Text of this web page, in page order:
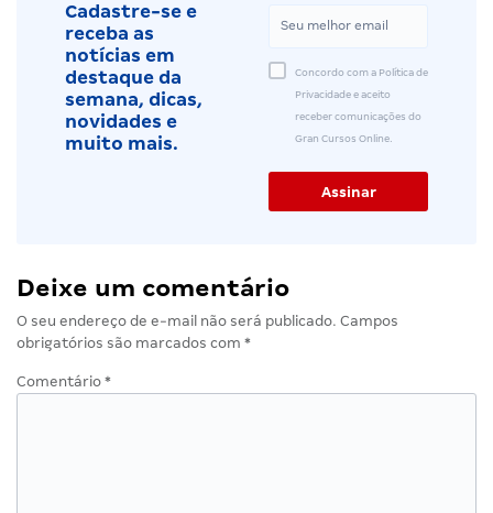
Cadastre-se e
receba as
notícias em
destaque da
semana, dicas,
novidades e
muito mais.
Concordo com a Política de
Privacidade e aceito
receber comunicações do
Gran Cursos Online.
Deixe um comentário
O seu endereço de e-mail não será publicado. Campos
obrigatórios são marcados com *
Comentário *